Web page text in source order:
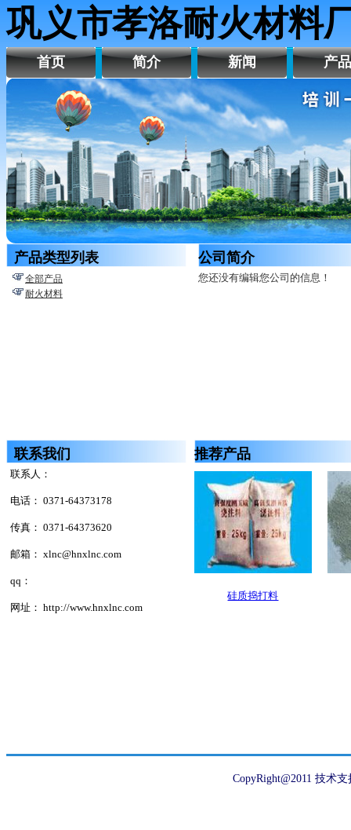
巩义市孝洛耐火材料
首页 简介 新闻 产品
产品类型列表
全部产品
耐火材料
联系我们
联系人：
电话： 0371-64373178
传真： 0371-64373620
邮箱： xlnc@hnxlnc.com
qq：
网址： http://www.hnxlnc.com
公司简介
您还没有编辑您公司的信息！
推荐产品
硅质捣打料
CopyRight@2011 技术